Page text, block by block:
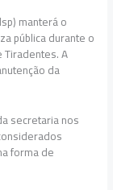
manterá o
pública durante o
A
da
secretaria nos
forma de